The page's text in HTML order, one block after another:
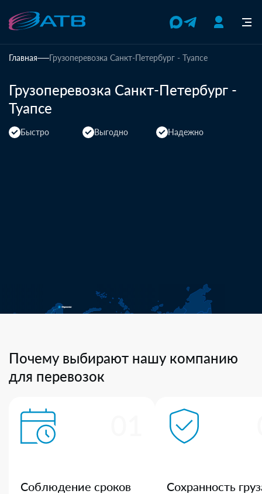
Главная Грузоперевозка Санкт-Петербург - Туапсе
Грузоперевозка Санкт-Петербург -
Туапсе
Быстро Выгодно Надежно
Почему выбирают нашу компанию
для перевозок
Соблюдение сроков Сохранность